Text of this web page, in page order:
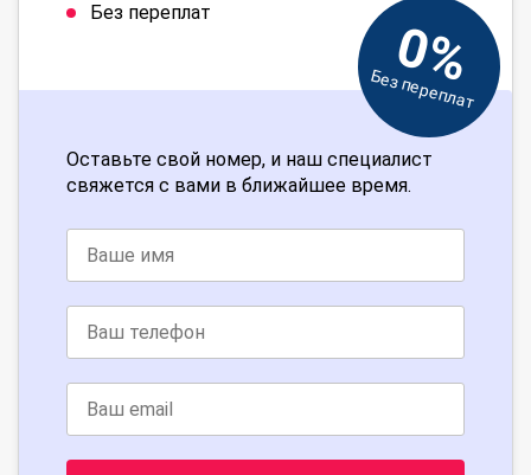
Без переплат
0%
Без переплат
Оставьте свой номер, и наш специалист
свяжется с вами в ближайшее время.